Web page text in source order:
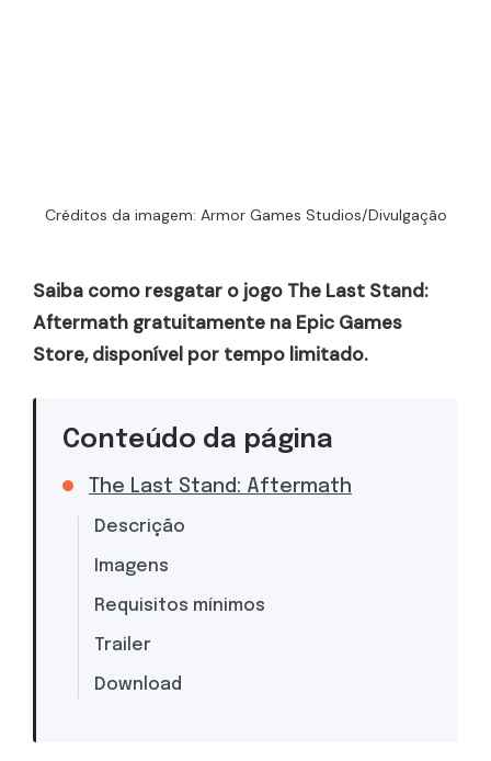
Créditos da imagem: Armor Games Studios/Divulgação
Saiba como resgatar o jogo The Last Stand:
Aftermath gratuitamente na Epic Games
Store, disponível por tempo limitado.
Conteúdo da página
The Last Stand: Aftermath
Descrição
Imagens
Requisitos mínimos
Trailer
Download